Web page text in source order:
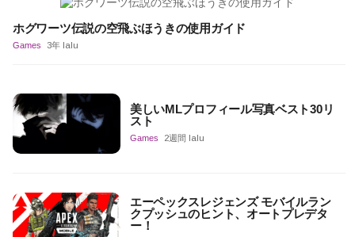
ホグワーツ伝説の空飛ぶほうきの使用ガイド
Games 3年 lalu
美しいMLプロフィール写真ベスト30リ
スト
Games 2週間 lalu
エーペックスレジェンズ モバイルラン
クプッシュのヒント、オートプレデタ
ー！